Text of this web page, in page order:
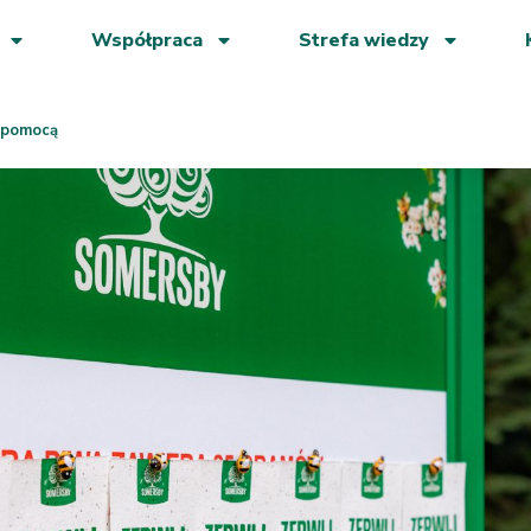
Współpraca Strefa wiedzy